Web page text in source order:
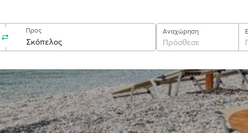
Προς Αναχώρηση
Πρόσθεσε